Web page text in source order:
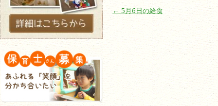
投稿ナビゲーション
← 5月6日の給食